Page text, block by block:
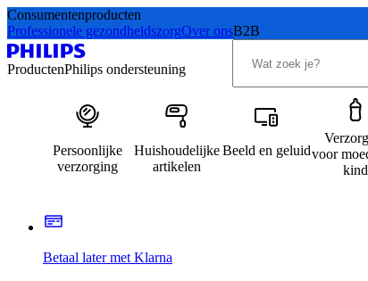
Consumentenproducten
Professionele gezondheidszorgOver onsB2B
ProductenPhilips ondersteuning
Persoonlijke
verzorging
Huishoudelijke
artikelen
Beeld en geluidvoor
kind
Betaal later met Klarna